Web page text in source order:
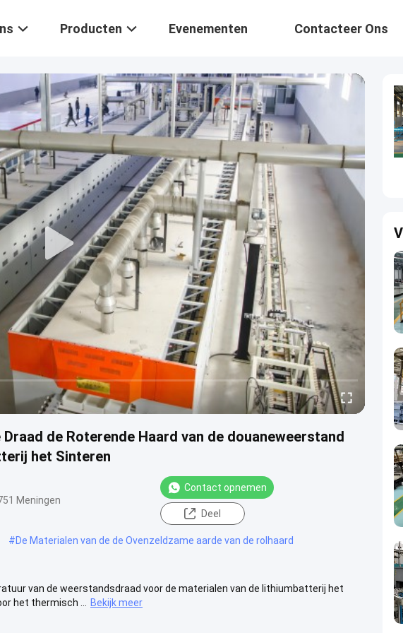
Producten Evenementen Contacteer Ons
de Roterende Haard van de douaneweerstand
het Sinteren
Meningen
Contact opnemen
Deel
#De Materialen van de de Ovenzeldzame aarde van de rolhaard
van de weerstandsdraad voor de materialen van de lithiumbatterij het
het thermisch ...
Bekijk meer